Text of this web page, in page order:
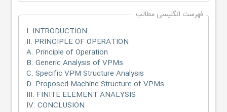
فهرست انگلیسی مطالب
I. INTRODUCTION
II. PRINCIPLE OF OPERATION
A. Principle of Operation
B. Generic Analysis of VPMs
C. Specific VPM Structure Analysis
D. Proposed Machine Structure of VPMs
III. FINITE ELEMENT ANALYSIS
IV. CONCLUSION